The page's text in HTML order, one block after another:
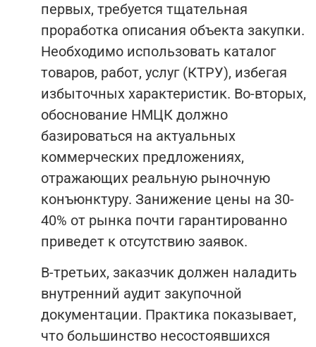
первых, требуется тщательная
проработка описания объекта закупки.
Необходимо использовать каталог
товаров, работ, услуг (КТРУ), избегая
избыточных характеристик. Во-вторых,
обоснование НМЦК должно
базироваться на актуальных
коммерческих предложениях,
отражающих реальную рыночную
конъюнктуру. Занижение цены на 30-
40% от рынка почти гарантированно
приведет к отсутствию заявок.
В-третьих, заказчик должен наладить
внутренний аудит закупочной
документации. Практика показывает,
что большинство несостоявшихся